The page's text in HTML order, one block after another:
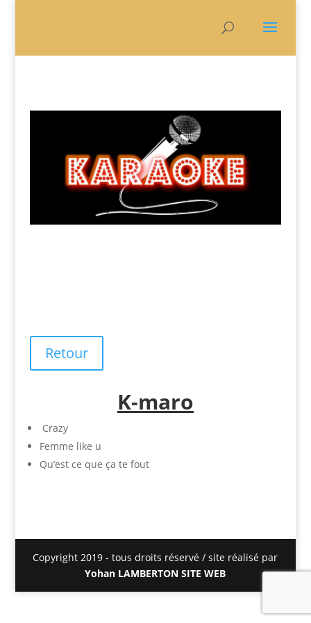
Retour
K-maro
Crazy
Femme like u
Qu’est ce que ça te fout
Copyright 2019 - tous droits réservé / site réalisé par
Yohan LAMBERTON SITE WEB